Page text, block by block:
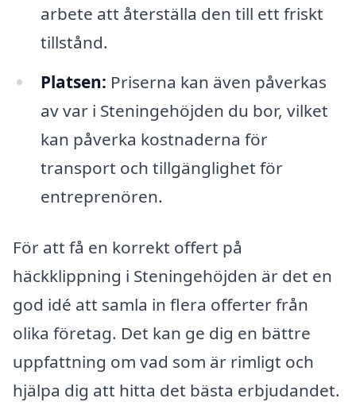
arbete att återställa den till ett friskt
tillstånd.
Platsen: Priserna kan även påverkas
av var i Steningehöjden du bor, vilket
kan påverka kostnaderna för
transport och tillgänglighet för
entreprenören.
För att få en korrekt offert på
häckklippning i Steningehöjden är det en
god idé att samla in flera offerter från
olika företag. Det kan ge dig en bättre
uppfattning om vad som är rimligt och
hjälpa dig att hitta det bästa erbjudandet.